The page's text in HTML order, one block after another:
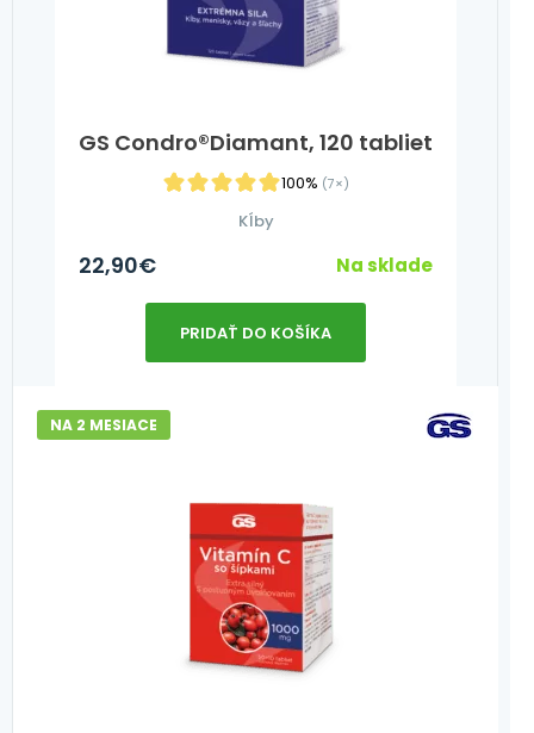
GS Condro®Diamant, 120 tabliet
100% (7×)
Kĺby
22,90€ Na sklade
PRIDAŤ DO KOŠÍKA
NA 2 MESIACE